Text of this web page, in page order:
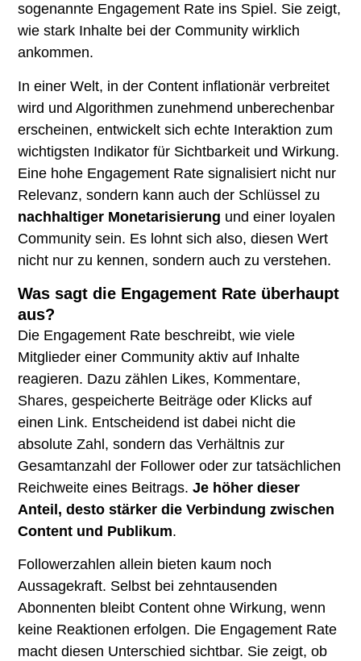
sogenannte Engagement Rate ins Spiel. Sie zeigt,
wie stark Inhalte bei der Community wirklich
ankommen.
In einer Welt, in der Content inflationär verbreitet
wird und Algorithmen zunehmend unberechenbar
erscheinen, entwickelt sich echte Interaktion zum
wichtigsten Indikator für Sichtbarkeit und Wirkung.
Eine hohe Engagement Rate signalisiert nicht nur
Relevanz, sondern kann auch der Schlüssel zu
nachhaltiger Monetarisierung und einer loyalen
Community sein. Es lohnt sich also, diesen Wert
nicht nur zu kennen, sondern auch zu verstehen.
Was sagt die Engagement Rate überhaupt
aus?
Die Engagement Rate beschreibt, wie viele
Mitglieder einer Community aktiv auf Inhalte
reagieren. Dazu zählen Likes, Kommentare,
Shares, gespeicherte Beiträge oder Klicks auf
einen Link. Entscheidend ist dabei nicht die
absolute Zahl, sondern das Verhältnis zur
Gesamtanzahl der Follower oder zur tatsächlichen
Reichweite eines Beitrags.Je höher dieser
Anteil, desto stärker die Verbindung zwischen
Content und Publikum.
Followerzahlen allein bieten kaum noch
Aussagekraft. Selbst bei zehntausenden
Abonnenten bleibt Content ohne Wirkung, wenn
keine Reaktionen erfolgen. Die Engagement Rate
macht diesen Unterschied sichtbar. Sie zeigt, ob